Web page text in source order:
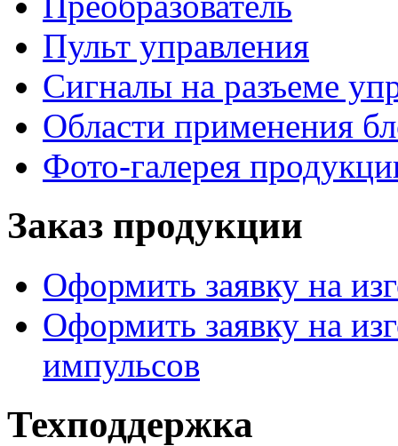
Пульт управления
Сигналы на разъеме
Области применения
Фото-галерея
Заказ продукции
Оформить заявку на
Оформить заявку на
импульсов
Техподдержка